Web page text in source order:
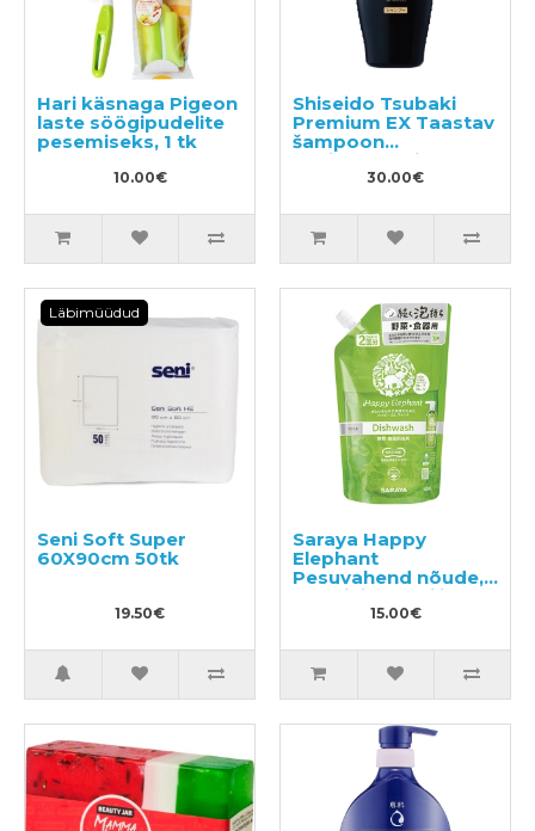
Hari käsnaga Pigeon
laste söögipudelite
pesemiseks, 1 tk
10.00€
Shiseido Tsubaki
Premium EX Taastav
šampoon
kahjustatud juustele
30.00€
Läbimüüdud
Seni Soft Super
60X90cm 50tk
19.50€
Saraya Happy
Elephant
Pesuvahend nõude,
köögi- ja puuviljade
pesemiseks, täide
15.00€